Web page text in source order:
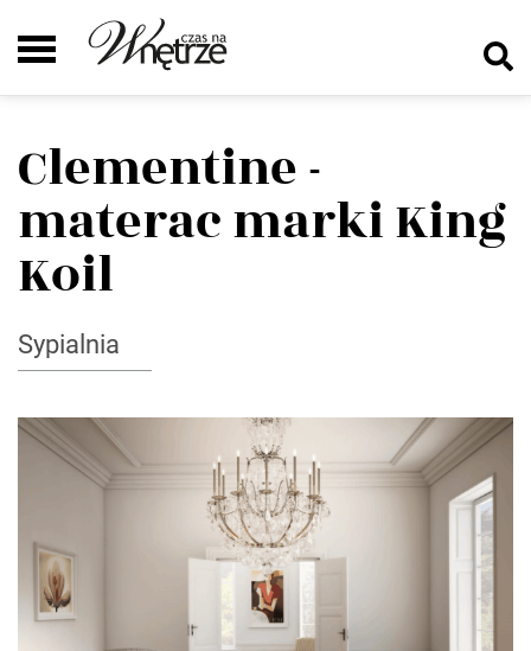
Clementine -
materac marki King
Koil
Sypialnia